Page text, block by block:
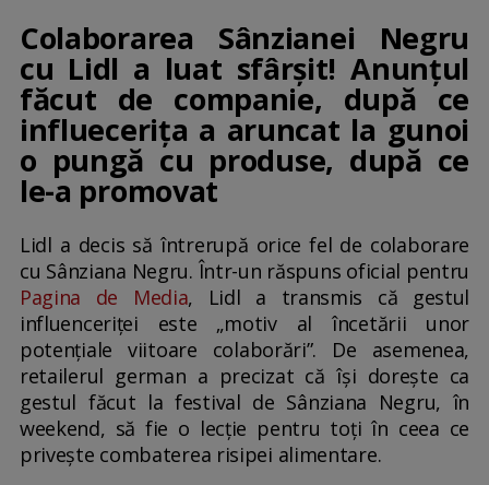
Colaborarea Sânzianei Negru
cu Lidl a luat sfârșit! Anunțul
făcut de companie, după ce
influecerița a aruncat la gunoi
o pungă cu produse, după ce
le-a promovat
Lidl a decis să întrerupă orice fel de colaborare
cu Sânziana Negru. Într-un răspuns oficial pentru
Pagina de Media, Lidl a transmis că gestul
influenceriţei este „motiv al încetării unor
potenţiale viitoare colaborări”. De asemenea,
retailerul german a precizat că își dorește ca
gestul făcut la festival de Sânziana Negru, în
weekend, să fie o lecție pentru toți în ceea ce
priveşte combaterea risipei alimentare.